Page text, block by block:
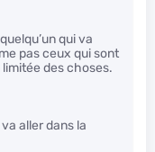
qui va
pas ceux qui sont
des choses.
aller dans la